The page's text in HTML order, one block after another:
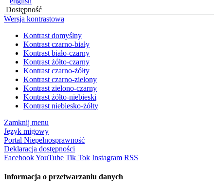
Dostępność
Wersja kontrastowa
Kontrast domyślny
Kontrast czarno-biały
Kontrast biało-czarny
Kontrast żółto-czarny
Kontrast czarno-żółty
Kontrast czarno-zielony
Kontrast zielono-czarny
Kontrast żółto-niebieski
Kontrast niebiesko-żółty
Zamknij menu
Język migowy
Portal Niepełnosprawność
Deklaracja dostępności
FacebookYouTube Tik Tok Instagram RSS
Informacja o przetwarzaniu danych